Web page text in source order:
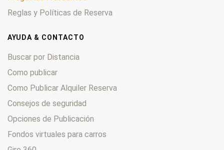
Reglas y Políticas de Reserva
AYUDA & CONTACTO
Buscar por Distancia
Como publicar
Como Publicar Alquiler Reserva
Consejos de seguridad
Opciones de Publicación
Fondos virtuales para carros